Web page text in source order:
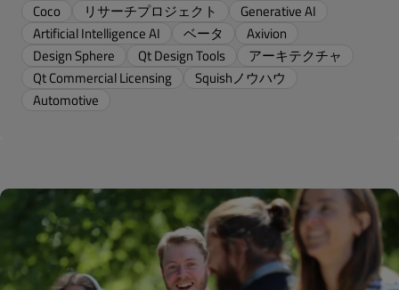
Coco
リサーチプロジェクト
Generative AI
Artificial Intelligence AI
ベータ
Axivion
Design Sphere
Qt Design Tools
アーキテクチャ
Qt Commercial Licensing
Squishノウハウ
Automotive